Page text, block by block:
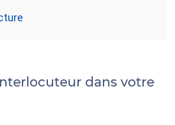
dans votre